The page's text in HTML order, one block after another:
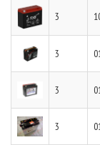
3
3
3
3